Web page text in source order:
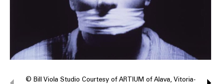
© Bill Viola Studio Courtesy of ARTIUM of Alava, Vitoria-